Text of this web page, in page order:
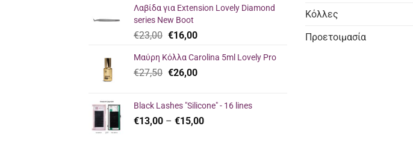
was:
€26,00.
τιμή
€19,00.
Λαβίδα για Extension Lovely Diamond
series New Boot
€23,00 Original
was:
€23,00.
€16,00Η
τιμή
είναι:
Μαύρη Κόλλα Carolina 5ml Lovely Pro
€27,50 Original
€27,50.
€26,00Η
είναι:
€26,00.
Black Lashes "Silicone" - 16 lines
€13,00 – €15,00Price
Κόλλες
Προετοιμασία